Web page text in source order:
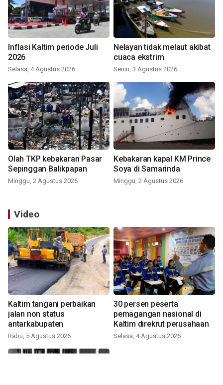
Inflasi Kaltim periode Juli
2026
Selasa, 4 Agustus 2026
Nelayan tidak melaut akibat
cuaca ekstrim
Senin, 3 Agustus 2026
Olah TKP kebakaran Pasar
Sepinggan Balikpapan
Minggu, 2 Agustus 2026
Kebakaran kapal KM Prince
Soya di Samarinda
Minggu, 2 Agustus 2026
Video
Kaltim tangani perbaikan
jalan non status
antarkabupaten
Rabu, 5 Agustus 2026
30 persen peserta
pemagangan nasional di
Kaltim direkrut perusahaan
Selasa, 4 Agustus 2026